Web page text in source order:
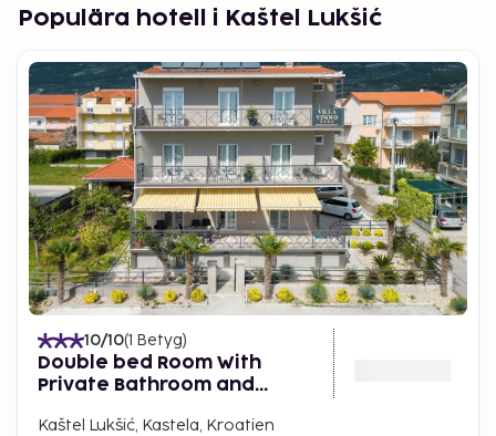
Populära hotell i Kaštel Lukšić
10/10(1 Betyg)
Double bed Room With
Private Bathroom and
Kaštel Lukšić, Kastela, Kroatien